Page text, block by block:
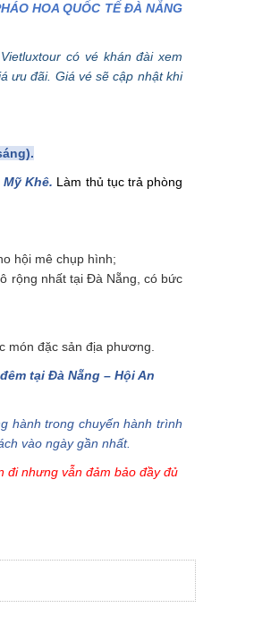
HOA QUỐC TẾ ĐÀ NẴNG
có vé khán đài xem
ưu đãi. Giá vé sẽ cập nhật khi
Khê. Làm thủ tục trả phòng
hội mê chụp hình;
rộng nhất tại Đà Nẵng, có bức
món đặc sản địa phương.
tại Đà Nẵng – Hội An
hành trong chuyến hành trình
vào ngày gần nhất.
đi nhưng vẫn đảm bảo đầy đủ